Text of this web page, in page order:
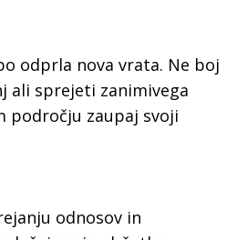
odprla nova vrata. Ne boj
ali sprejeti zanimivega
področju zaupaj svoji
odnosov in